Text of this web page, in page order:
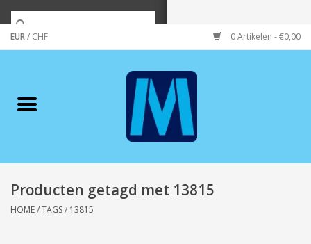
EUR/ CHF 0 Artikelen - €0,00
Merken
Wonen/koken/huishouden
Producten getagd met 13815
HOME/TAGS/ 13815